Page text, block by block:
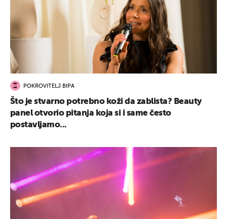
POKROVITELJ BIPA
Što je stvarno potrebno koži da zablista? Beauty
panel otvorio pitanja koja si i same često
postavljamo...